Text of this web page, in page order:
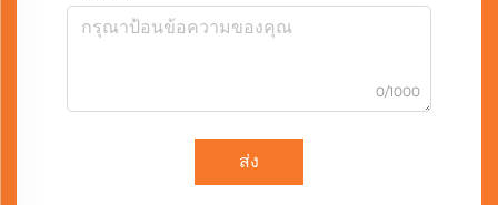
0/1000
ส่ง